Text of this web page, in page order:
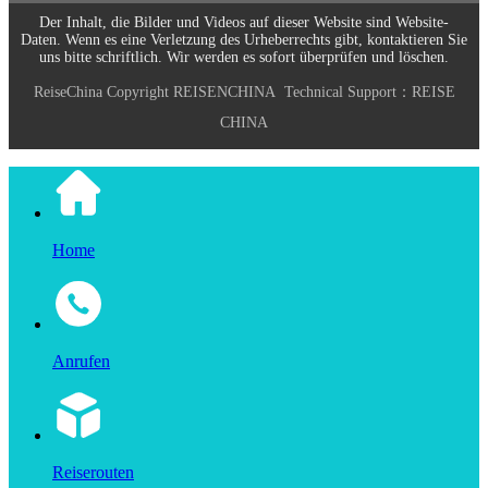
Der Inhalt, die Bilder und Videos auf dieser Website sind Website-
Daten. Wenn es eine Verletzung des Urheberrechts gibt, kontaktieren Sie
uns bitte schriftlich. Wir werden es sofort überprüfen und löschen.
ReiseChinaCopyright REISENCHINA Technical Support： REISE
CHINA
Home
Anrufen
Reiserouten